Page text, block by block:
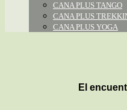
CANA PLUS TANGO
CANA PLUS
CANA PLUS YOGA
El